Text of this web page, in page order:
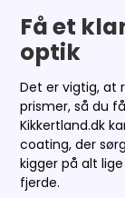
Få et
optik
Det er vigtig, at
prismer, så du
Kikkertland.dk
coating, der
kigger på alt
fjerde.